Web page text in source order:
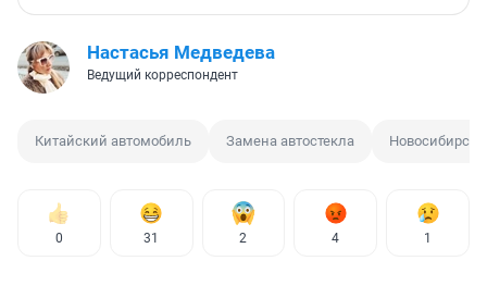
Настасья Медведева
Ведущий корреспондент
Китайский автомобиль Замена автостекла Новосибирск
0 31 2 4 1